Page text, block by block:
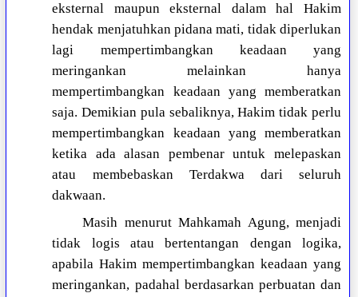
eksternal maupun eksternal dalam hal Hakim
hendak menjatuhkan pidana mati, tidak diperlukan
lagi mempertimbangkan keadaan yang
meringankan melainkan hanya
mempertimbangkan keadaan yang memberatkan
saja. Demikian pula sebaliknya, Hakim tidak perlu
mempertimbangkan keadaan yang memberatkan
ketika ada alasan pembenar untuk melepaskan
atau membebaskan Terdakwa dari seluruh
dakwaan.
Masih menurut Mahkamah Agung, menjadi
tidak logis atau bertentangan dengan logika,
apabila Hakim mempertimbangkan keadaan yang
meringankan, padahal berdasarkan perbuatan dan